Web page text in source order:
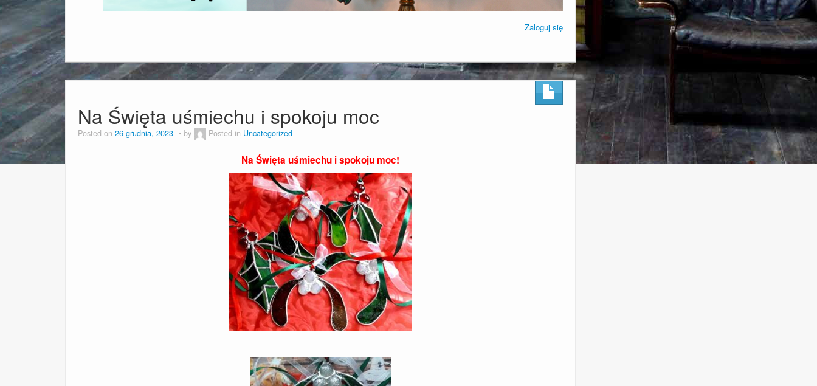
Zaloguj się
Na Święta uśmiechu i spokoju moc
Posted on 26 grudnia, 2023 by Posted in Uncategorized
Na Święta uśmiechu i spokoju moc!